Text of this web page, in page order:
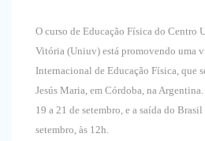
O curso de Educação Física do Centro
Vitória (Uniuv) está promovendo uma
Internacional de Educação Física, que
Jesús Maria, em Córdoba, na
19 a 21 de setembro, e a saída do
setembro, às 12h.